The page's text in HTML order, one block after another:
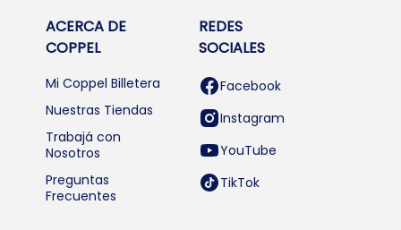
ACERCA DE
COPPEL
Mi Coppel Billetera
Nuestras Tiendas
Trabajá con
Nosotros
Preguntas
Frecuentes
REDES
SOCIALES
Facebook
Instagram
YouTube
TikTok